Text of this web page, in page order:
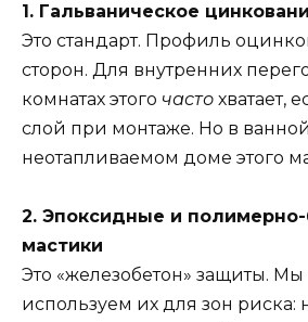
1. Гальваническое
Это стандарт. Профиль
сторон. Для внутренних
комнатах этого часто хватает,
слой при монтаже. Но в
неотапливаемом доме этого
2. Эпоксидные и
мастики
Это «железобетон» защиты. Мы
используем их для зон риска: